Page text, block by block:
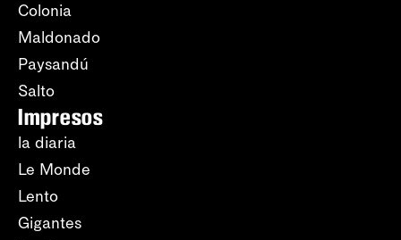
Colonia
Maldonado
Paysandú
Salto
Impresos
la diaria
Le Monde
Lento
Gigantes